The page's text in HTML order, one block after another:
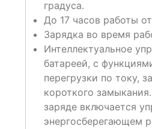
градуса.
До 17 часов работы
Зарядка во время
Интеллектуальное
батареей, с
перегрузки по току,
короткого
заряде включается
энергосберегающем